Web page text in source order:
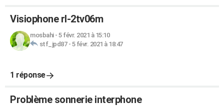
Visiophone rl-2tv06m
mosbahi- 5 févr. 2021 à 15:10
stf_jpd87- 5 févr. 2021 à 18:47
1 réponse
Problème sonnerie interphone